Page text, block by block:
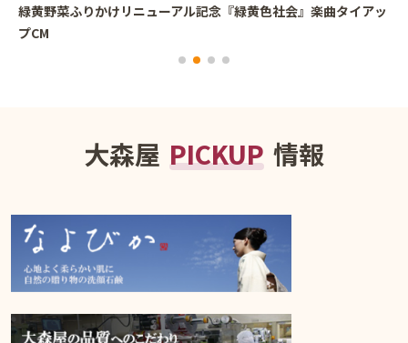
緑黄野菜ふりかけリニューアル記念『緑黄色社会』楽曲タイアッ
プCM
大森屋 PICKUP 情報